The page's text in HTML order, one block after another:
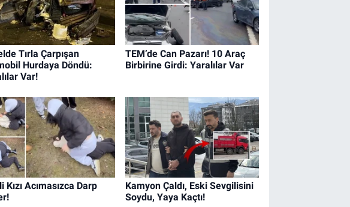
Tırla Çarpışan
Hurdaya Döndü:
Var!
TEM’de Can Pazarı! 10 Araç
Birbirine Girdi: Yaralılar Var
Kızı Acımasızca Darp
Kamyon Çaldı, Eski Sevgilisini
Soydu, Yaya Kaçtı!